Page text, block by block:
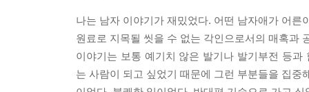
나는 남자 이야기가 재밌었다. 어떤 남자애가 어
원료로 지목될 씻을 수 없는 각인으로서의 매혹과
이야기는 보통 예기치 않은 발기나 발기부전 등
는 사람이 되고 싶었기 때문에 그런 부분들을 집